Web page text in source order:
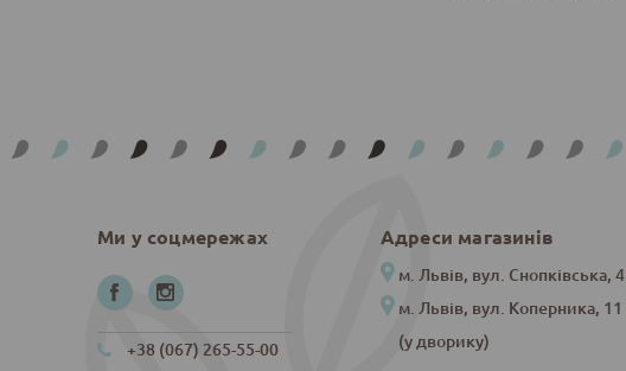
Ми у соцмережах
+38 (067) 265-55-00
Адреси магазинів
м. Львів, вул. Снопківська, 4
м. Львів, вул. Коперника, 11
(у дворику)